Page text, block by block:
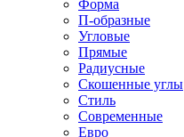
Форма
П-образные
Угловые
Прямые
Радиусные
Скошенные углы
Стиль
Современные
Евро